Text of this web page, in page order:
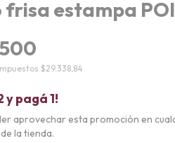
frisa estampa
$29.338,84
y pagá 1!
aprovechar esta promoción en
la tienda.